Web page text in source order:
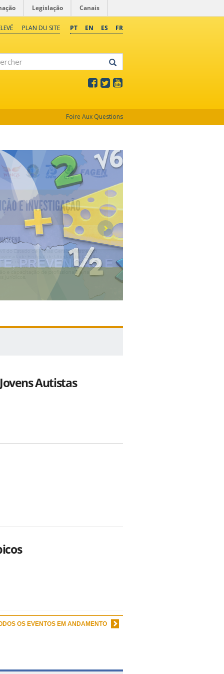
Legislação Canais
PT EN ES FR
PLAN DU SITE
Foire Aux Questions
Autistas
OS EVENTOS EM ANDAMENTO